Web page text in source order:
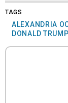
TAGS
ALEXANDRIA
DONALD TRUMP